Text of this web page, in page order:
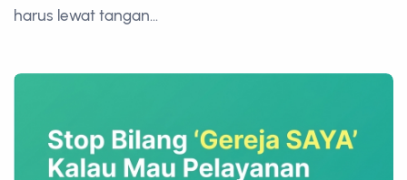
harus lewat tangan...